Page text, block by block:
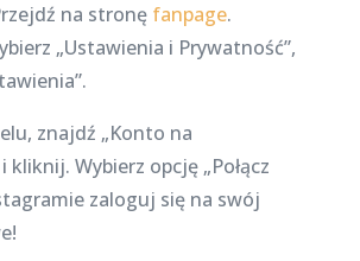
na stronę fanpage.
„Ustawienia i Prywatność”,
znajdź „Konto na
kliknij. Wybierz opcję „Połącz
zaloguj się na swój